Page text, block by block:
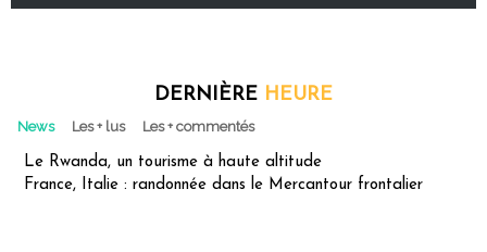
DERNIÈRE HEURE
News Les + lus Les + commentés
Le Rwanda, un tourisme à haute altitude
France, Italie : randonnée dans le Mercantour frontalier